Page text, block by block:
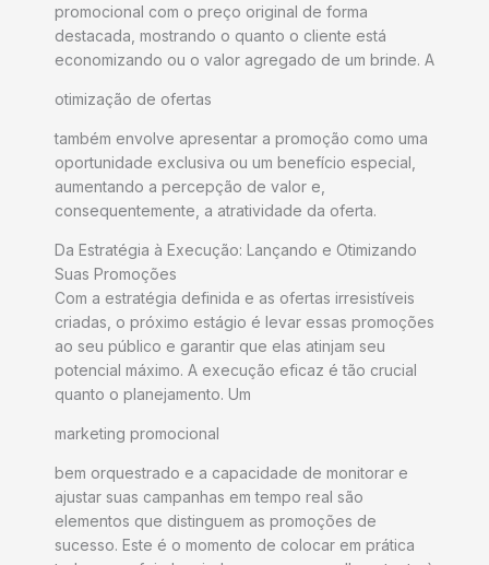
promocional com o preço original de forma
destacada, mostrando o quanto o cliente está
economizando ou o valor agregado de um brinde. A
otimização de ofertas
também envolve apresentar a promoção como uma
oportunidade exclusiva ou um benefício especial,
aumentando a percepção de valor e,
consequentemente, a atratividade da oferta.
Da Estratégia à Execução: Lançando e Otimizando
Suas Promoções
Com a estratégia definida e as ofertas irresistíveis
criadas, o próximo estágio é levar essas promoções
ao seu público e garantir que elas atinjam seu
potencial máximo. A execução eficaz é tão crucial
quanto o planejamento. Um
marketing promocional
bem orquestrado e a capacidade de monitorar e
ajustar suas campanhas em tempo real são
elementos que distinguem as promoções de
sucesso. Este é o momento de colocar em prática